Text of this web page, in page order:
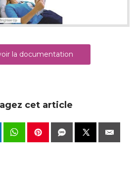
la documentation
cet article